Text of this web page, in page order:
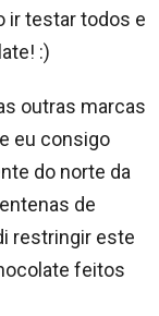
ir testar todos e
:)
outras marcas
eu consigo
do norte da
de
restringir este
feitos